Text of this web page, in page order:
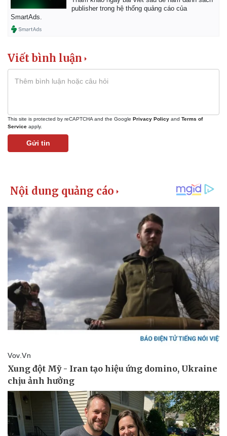
Thế giới
Cuộc sống đó đây
Multimedia
publisher trong hệ thống quảng cáo của
SmartAds.
Viết bình luận
This site is protected by reCAPTCHA and the Google Privacy Policy and Terms of
Service apply.
Gửi tin